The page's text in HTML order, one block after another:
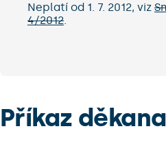
Neplatí od 1. 7. 2012, viz
4/2012.
Příkaz